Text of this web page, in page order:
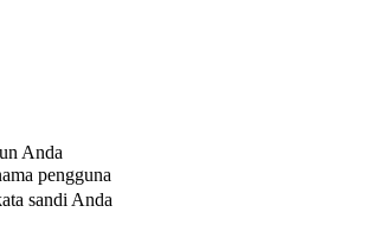
Anda
pengguna
sandi Anda